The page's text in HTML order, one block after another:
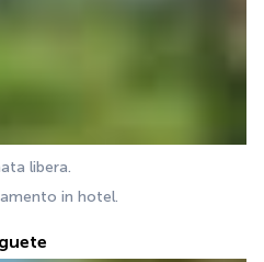
libera.
in hotel.